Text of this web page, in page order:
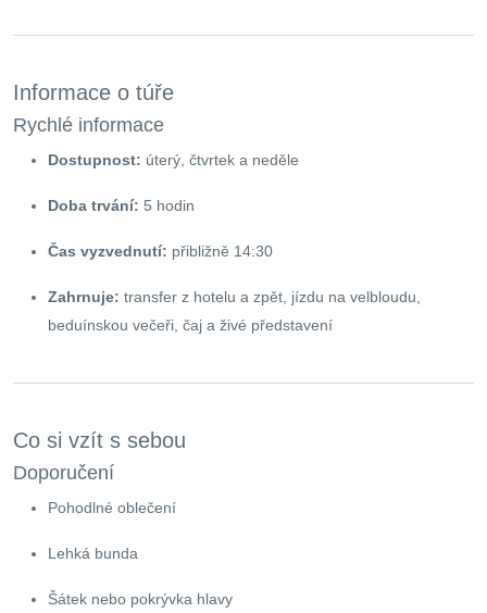
Informace o túře
Rychlé informace
Dostupnost: úterý, čtvrtek a neděle
Doba trvání: 5 hodin
Čas vyzvednutí: přibližně 14:30
Zahrnuje: transfer z hotelu a zpět, jízdu na velbloudu,
beduínskou večeři, čaj a živé představení
Co si vzít s sebou
Doporučení
Pohodlné oblečení
Lehká bunda
Šátek nebo pokrývka hlavy